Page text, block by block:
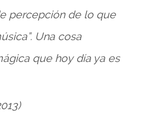
percepción de lo que
Una cosa
que hoy día ya es